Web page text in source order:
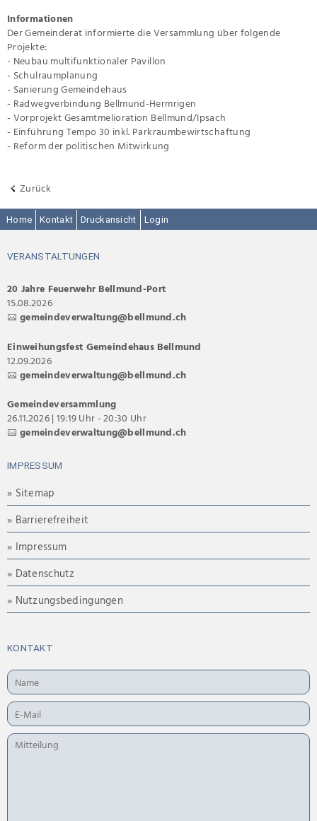
Informationen
Der Gemeinderat informierte die Versammlung über folgende
Projekte:
- Neubau multifunktionaler Pavillon
- Schulraumplanung
- Sanierung Gemeindehaus
- Radwegverbindung Bellmund-Hermrigen
- Vorprojekt Gesamtmelioration Bellmund/Ipsach
- Einführung Tempo 30 inkl. Parkraumbewirtschaftung
- Reform der politischen Mitwirkung
Zurück
Home Kontakt Druckansicht Login
VERANSTALTUNGEN
20 Jahre Feuerwehr Bellmund-Port
15.08.2026
gemeindeverwaltung@bellmund.ch
Einweihungsfest Gemeindehaus Bellmund
12.09.2026
gemeindeverwaltung@bellmund.ch
Gemeindeversammlung
26.11.2026 | 19:19 Uhr - 20:30 Uhr
gemeindeverwaltung@bellmund.ch
IMPRESSUM
» Sitemap
» Barrierefreiheit
» Impressum
» Datenschutz
» Nutzungsbedingungen
KONTAKT